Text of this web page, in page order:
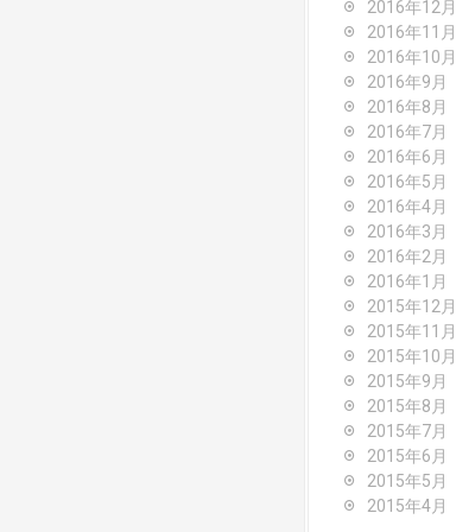
2016年12月
2016年11月
2016年10月
2016年9月
2016年8月
2016年7月
2016年6月
2016年5月
2016年4月
2016年3月
2016年2月
2016年1月
2015年12月
2015年11月
2015年10月
2015年9月
2015年8月
2015年7月
2015年6月
2015年5月
2015年4月